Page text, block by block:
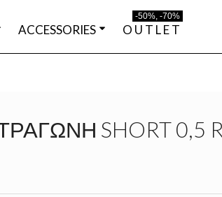
ACCESSORIES O U T L E T
-50%, -70%
SHORT 0,5